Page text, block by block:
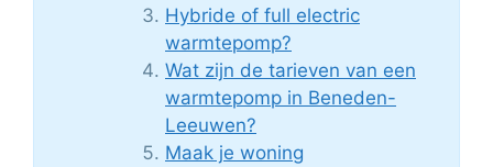
Hybride of full electric
warmtepomp?
Wat zijn de tarieven van een
warmtepomp in Beneden-
Leeuwen?
Maak je woning